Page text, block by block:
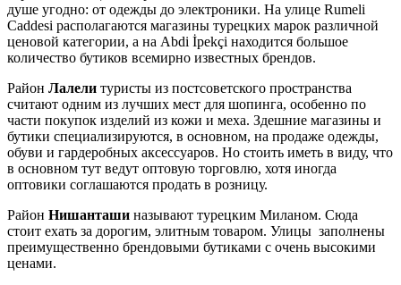
душе угодно: от одежды до электроники. На улице Rumeli
Caddesi располагаются магазины турецких марок различной
ценовой категории, а на Abdi İpekçi находится большое
количество бутиков всемирно известных брендов.
Район Лалели туристы из постсоветского пространства
считают одним из лучших мест для шопинга, особенно по
части покупок изделий из кожи и меха. Здешние магазины и
бутики специализируются, в основном, на продаже одежды,
обуви и гардеробных аксессуаров. Но стоить иметь в виду, что
в основном тут ведут оптовую торговлю, хотя иногда
оптовики соглашаются продать в розницу.
Район Нишанташи называют турецким Миланом. Сюда
стоит ехать за дорогим, элитным товаром. Улицы заполнены
преимущественно брендовыми бутиками с очень высокими
ценами.